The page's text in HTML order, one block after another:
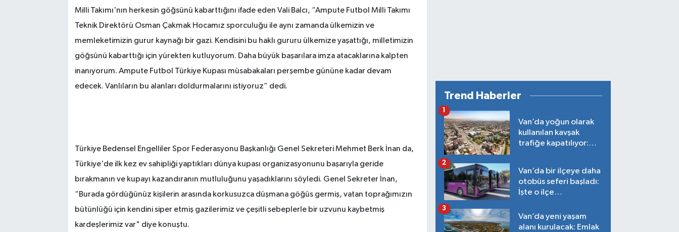
Milli Takımı'nın herkesin göğsünü kabarttığını ifade eden Vali Balcı, “Ampute Futbol Milli Takımı
Teknik Direktörü Osman Çakmak Hocamız sporculuğu ile aynı zamanda ülkemizin ve
memleketimizin gurur kaynağı bir gazi. Kendisini bu haklı gururu ülkemize yaşattığı, milletimizin
göğsünü kabarttığı için yürekten kutluyorum. Daha büyük başarılara imza atacaklarına kalpten
inanıyorum. Ampute Futbol Türkiye Kupası müsabakaları perşembe gününe kadar devam
edecek. Vanlıların bu alanları doldurmalarını istiyoruz” dedi.
Türkiye Bedensel Engelliler Spor Federasyonu Başkanlığı Genel Sekreteri Mehmet Berk İnan da,
Türkiye'de ilk kez ev sahipliği yaptıkları dünya kupası organizasyonunu başarıyla geride
bırakmanın ve kupayı kazandıranın mutluluğunu yaşadıklarını söyledi. Genel Sekreter İnan,
“Burada gördüğünüz kişilerin arasında korkusuzca düşmana göğüs germiş, vatan toprağımızın
bütünlüğü için kendini siper etmiş gazilerimiz ve çeşitli sebeplerle bir uzvunu kaybetmiş
kardeşlerimiz var" diye konuştu.
Trend Haberler
Van’da yoğun olarak
kullanılan kavşak
trafiğe kapatılıyor:
1
Van’da bir ilçeye daha
otobüs seferi başladı:
İşte o ilçe…
2
Van’da yeni yaşam
alanı kurulacak: Emlak
3